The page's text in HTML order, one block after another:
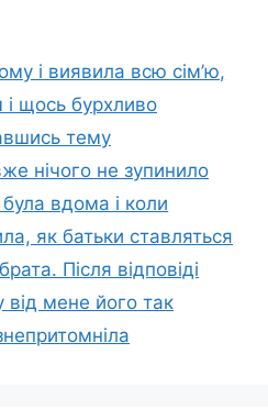
і виявила всю сім’ю,
і щось бурхливо
тему
нічого не зупинило
вдома і коли
як батьки ставляться
Після відповіді
від мене його так